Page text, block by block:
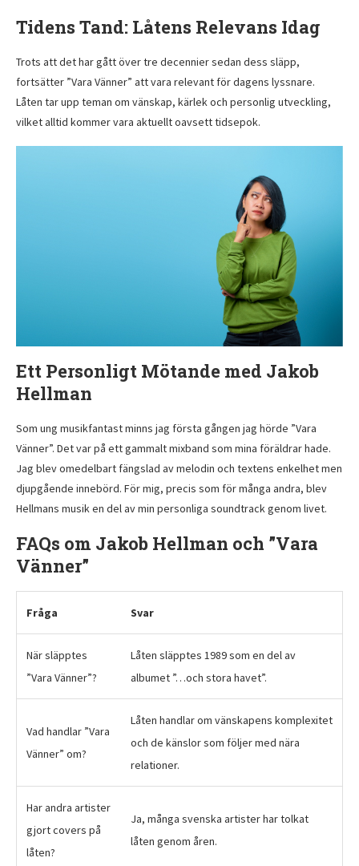
Tidens Tand: Låtens Relevans Idag
Trots att det har gått över tre decennier sedan dess släpp,
fortsätter ”Vara Vänner” att vara relevant för dagens lyssnare.
Låten tar upp teman om vänskap, kärlek och personlig utveckling,
vilket alltid kommer vara aktuellt oavsett tidsepok.
Ett Personligt Mötande med Jakob
Hellman
Som ung musikfantast minns jag första gången jag hörde ”Vara
Vänner”. Det var på ett gammalt mixband som mina föräldrar hade.
Jag blev omedelbart fängslad av melodin och textens enkelhet men
djupgående innebörd. För mig, precis som för många andra, blev
Hellmans musik en del av min personliga soundtrack genom livet.
FAQs om Jakob Hellman och ”Vara
Vänner”
Fråga Svar
När släpptes
”Vara Vänner”?
Låten släpptes 1989 som en del av
albumet ”…och stora havet”.
Vad handlar ”Vara
Vänner” om?
Låten handlar om vänskapens komplexitet
och de känslor som följer med nära
relationer.
Har andra artister
gjort covers på
låten?
Ja, många svenska artister har tolkat
låten genom åren.